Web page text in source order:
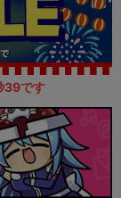
32です